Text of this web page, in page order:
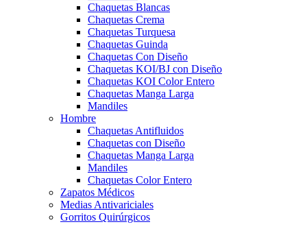
Chaquetas Blancas
Chaquetas Crema
Chaquetas Turquesa
Chaquetas Guinda
Chaquetas Con Diseño
Chaquetas KOI/BJ con Diseño
Chaquetas KOI Color Entero
Chaquetas Manga Larga
Mandiles
Hombre
Chaquetas Antifluidos
Chaquetas con Diseño
Chaquetas Manga Larga
Mandiles
Chaquetas Color Entero
Zapatos Médicos
Medias Antivariciales
Gorritos Quirúrgicos